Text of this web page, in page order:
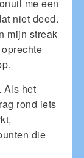
me een
niet deed.
mijn streak
Als het
rond iets
die